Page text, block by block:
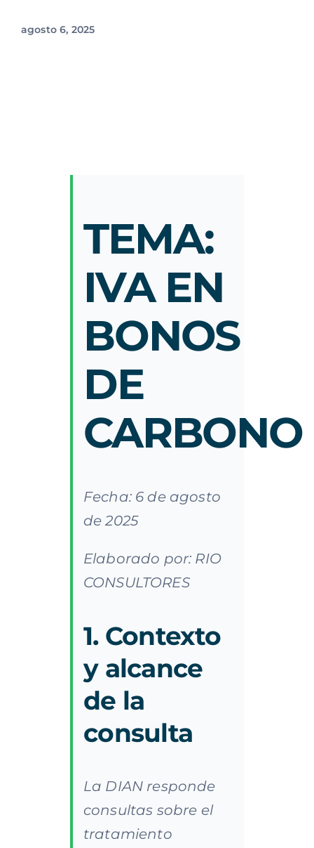
agosto 6, 2025
TEMA:
IVA EN
BONOS
DE
CARBONO
Fecha: 6 de agosto
de 2025
Elaborado por: RIO
CONSULTORES
1. Contexto
y alcance
de la
consulta
La DIAN responde
consultas sobre el
tratamiento